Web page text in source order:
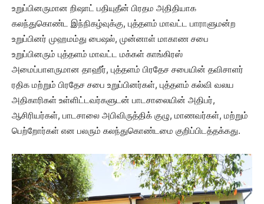
உறுப்பினருமான றிஷாட் பதியுதீன் பிரதம அதிதியாக
கலந்துகொண்ட இந்நிகழ்வுக்கு, புத்தளம் மாவட்ட பாராளுமன்ற
உறுப்பினர் முஹமம்து பைஷல், முன்னாள் மாகாண சபை
உறுப்பினரும் புத்தளம் மாவட்ட மக்கள் காங்கிரஸ்
அமைப்பாளருமான தாஹீர், புத்தளம் பிரதேச சபையின் தவிசாளர்
ரதிக மற்றும் பிரதேச சபை உறுப்பினர்கள், புத்தளம் கல்வி வலய
அதிகாரிகள் உள்ளிட்டவர்களுடன் பாடசாலையின் அதிபர்,
ஆசிரியர்கள், பாடசாலை அபிவிருத்திக் குழு, மாணவர்கள், மற்றும்
பெற்றோர்கள் என பலரும் கலந்துகொண்டமை குறிப்பிடத்தக்கது.